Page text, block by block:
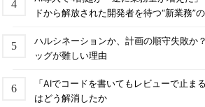
ドから解放された開発者を待つ“新業務”
ハルシネーションか、計画の順守失敗
ッグが難しい理由
「AIでコードを書いてもレビューで止ま
はどう解消したか